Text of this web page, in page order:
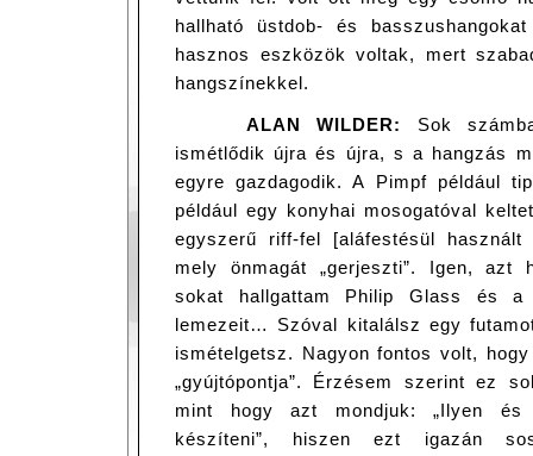
hallható üstdob- és
hasznos eszközök voltak, mert
hangszínekkel.
ALAN WILDER:
Sok
ismétlődik újra és újra, s a hangzás
egyre gazdagodik. A Pimpf például
például egy konyhai mosogatóval
egyszerű riff-fel [aláfestésül
mely önmagát „gerjeszti”. Igen, azt
sokat hallgattam Philip Glass és a
lemezeit… Szóval kitalálsz egy
ismételgetsz. Nagyon fontos volt,
„gyújtópontja”. Érzésem szerint ez
mint hogy azt mondjuk: „Ilyen és
készíteni”, hiszen ezt igazán